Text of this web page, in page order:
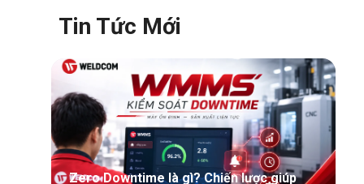
Tin Tức Mới
Zero Downtime là gì? Chiến lược giúp